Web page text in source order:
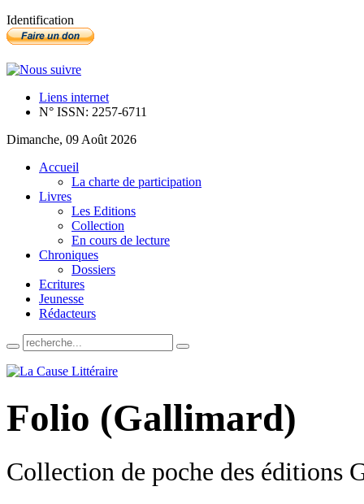
Identification
Liens internet
N° ISSN: 2257-6711
Dimanche, 09 Août 2026
Accueil
La charte de participation
Livres
Les Editions
Collection
En cours de lecture
Chroniques
Dossiers
Ecritures
Jeunesse
Rédacteurs
Folio (Gallimard)
Collection de poche des éditions